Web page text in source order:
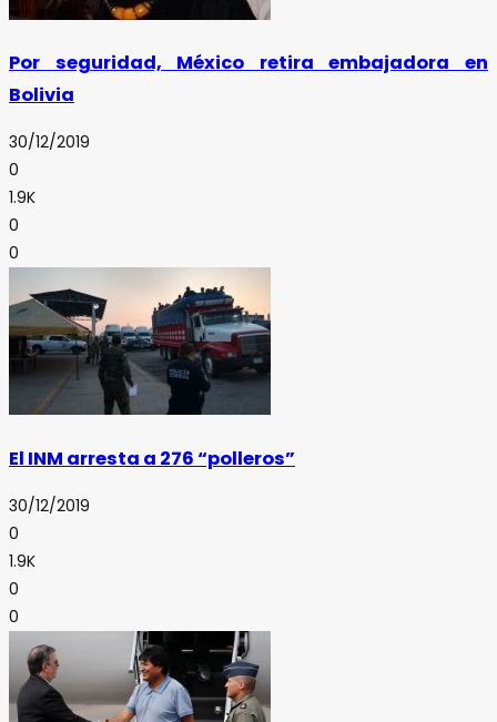
Por seguridad, México retira embajadora en
Bolivia
30/12/2019
0
1.9K
0
0
El INM arresta a 276 “polleros”
30/12/2019
0
1.9K
0
0